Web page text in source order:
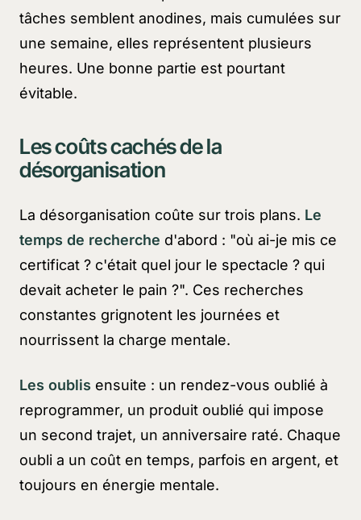
tâches semblent anodines, mais cumulées sur
une semaine, elles représentent plusieurs
heures. Une bonne partie est pourtant
évitable.
Les coûts cachés de la
désorganisation
La désorganisation coûte sur trois plans. Le
temps de recherche d'abord : "où ai-je mis ce
certificat ? c'était quel jour le spectacle ? qui
devait acheter le pain ?". Ces recherches
constantes grignotent les journées et
nourrissent la charge mentale.
Les oublis ensuite : un rendez-vous oublié à
reprogrammer, un produit oublié qui impose
un second trajet, un anniversaire raté. Chaque
oubli a un coût en temps, parfois en argent, et
toujours en énergie mentale.